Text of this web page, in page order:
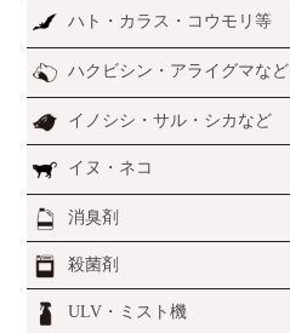
ハト・カラス・コウモリ等
ハクビシン・アライグマなど
イノシシ・サル・シカなど
イヌ・ネコ
消臭剤
殺菌剤
ULV・ミスト機